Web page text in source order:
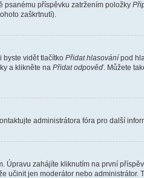
psanému příspěvku zatržením položky
zaškrtnutí).
byste vidět tlačítko Přidat hlasování pod
a klikněte na Přidat odpověď. Můžete
administrátora fóra pro další
zahájíte kliknutím na první
jen moderátor nebo